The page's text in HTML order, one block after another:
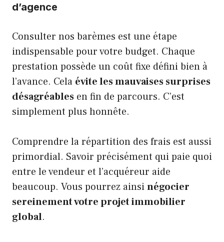
d’agence
Consulter nos barèmes est une étape
indispensable pour votre budget. Chaque
prestation possède un coût fixe défini bien à
l’avance. Cela évite les mauvaises surprises
désagréables en fin de parcours. C’est
simplement plus honnête.
Comprendre la répartition des frais est aussi
primordial. Savoir précisément qui paie quoi
entre le vendeur et l’acquéreur aide
beaucoup. Vous pourrez ainsinégocier
sereinement votre projet immobilier
global.